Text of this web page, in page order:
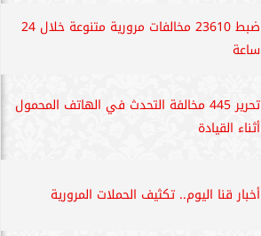
ضبط 23610 مخالفات مرورية متنوعة خلال 24
ساعة
تحرير 445 مخالفة التحدث في الهاتف المحمول
أثناء القيادة
أخبار قنا اليوم.. تكثيف الحملات المرورية